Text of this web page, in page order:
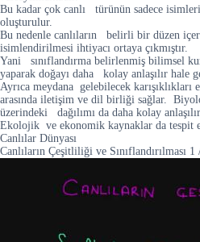
Bu kadar çok canlı türünün sadece
oluşturulur.
Bu nedenle canlıların belirli bir düzen
isimlendirilmesi ihtiyacı ortaya çıkmıştır.
Yani sınıflandırma belirlenmiş bilimsel
yaparak doğayı daha kolay anlaşılır hale
Ayrıca meydana gelebilecek
arasında iletişim ve dil birliği sağlar.
üzerindeki dağılımı da daha kolay
Ekolojik ve ekonomik kaynaklar da tespit
Canlılar Dünyası
Canlıların Çeşitliliği ve Sınıflandırılması 1